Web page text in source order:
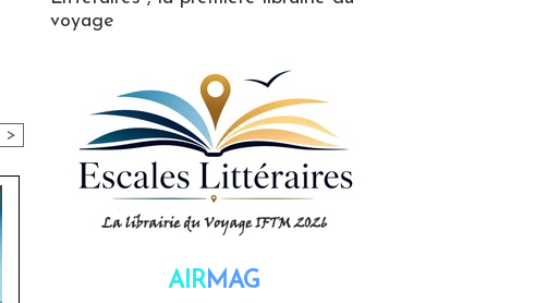
>
voyage
AIRMAG